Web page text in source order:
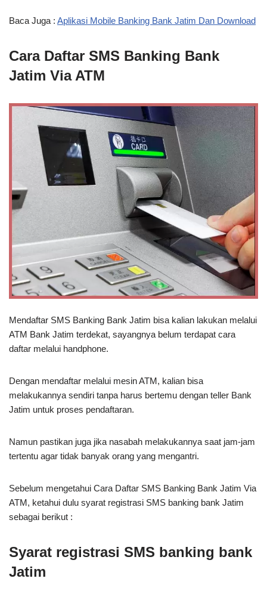
Baca Juga : Aplikasi Mobile Banking Bank Jatim Dan Download
Cara Daftar SMS Banking Bank
Jatim Via ATM
Mendaftar SMS Banking Bank Jatim bisa kalian lakukan melalui
ATM Bank Jatim terdekat, sayangnya belum terdapat cara
daftar melalui handphone.
Dengan mendaftar melalui mesin ATM, kalian bisa
melakukannya sendiri tanpa harus bertemu dengan teller Bank
Jatim untuk proses pendaftaran.
Namun pastikan juga jika nasabah melakukannya saat jam-jam
tertentu agar tidak banyak orang yang mengantri.
Sebelum mengetahui Cara Daftar SMS Banking Bank Jatim Via
ATM, ketahui dulu syarat registrasi SMS banking bank Jatim
sebagai berikut :
Syarat registrasi SMS banking bank
Jatim